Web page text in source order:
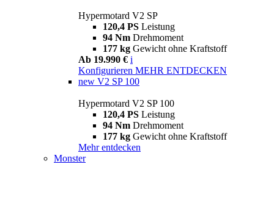
Hypermotard V2 SP
120,4 PS Leistung
94 Nm Drehmoment
177 kg Gewicht ohne Kraftstoff
Ab 19.990 € i
Konfigurieren MEHR ENTDECKEN
new V2 SP 100
Hypermotard V2 SP 100
120,4 PS Leistung
94 Nm Drehmoment
177 kg Gewicht ohne Kraftstoff
Mehr entdecken
Monster